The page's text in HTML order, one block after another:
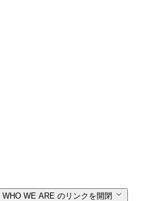
WHO WE ARE のリンクを開閉